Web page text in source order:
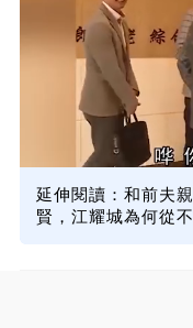
延伸閱讀：和前夫
賢，江耀城為何從